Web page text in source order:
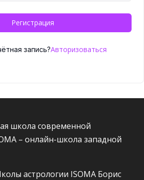
Регистрация
запись?Авторизоваться
школа современной
– онлайн-школа западной
астрологии ISOMA Борис